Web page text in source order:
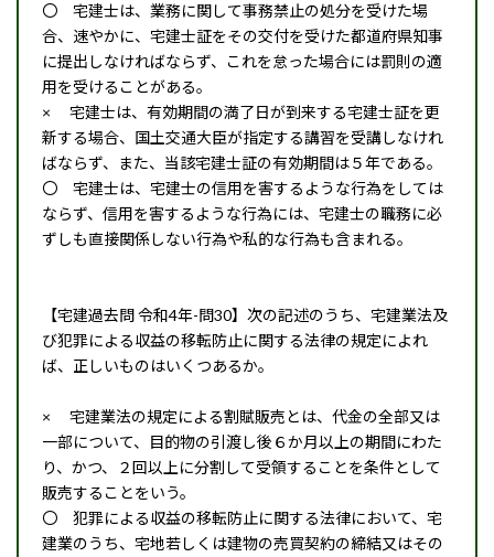
〇 宅建士は、業務に関して事務禁止の処分を受けた場
合、速やかに、宅建士証をその交付を受けた都道府県知事
に提出しなければならず、これを怠った場合には罰則の適
用を受けることがある。
× 宅建士は、有効期間の満了日が到来する宅建士証を更
新する場合、国土交通大臣が指定する講習を受講しなけれ
ばならず、また、当該宅建士証の有効期間は５年である。
〇 宅建士は、宅建士の信用を害するような行為をしては
ならず、信用を害するような行為には、宅建士の職務に必
ずしも直接関係しない行為や私的な行為も含まれる。
【宅建過去問 令和4年-問30】次の記述のうち、宅建業法及
び犯罪による収益の移転防止に関する法律の規定によれ
ば、正しいものはいくつあるか。
× 宅建業法の規定による割賦販売とは、代金の全部又は
一部について、目的物の引渡し後６か月以上の期間にわた
り、かつ、２回以上に分割して受領することを条件として
販売することをいう。
〇 犯罪による収益の移転防止に関する法律において、宅
建業のうち、宅地若しくは建物の売買契約の締結又はその